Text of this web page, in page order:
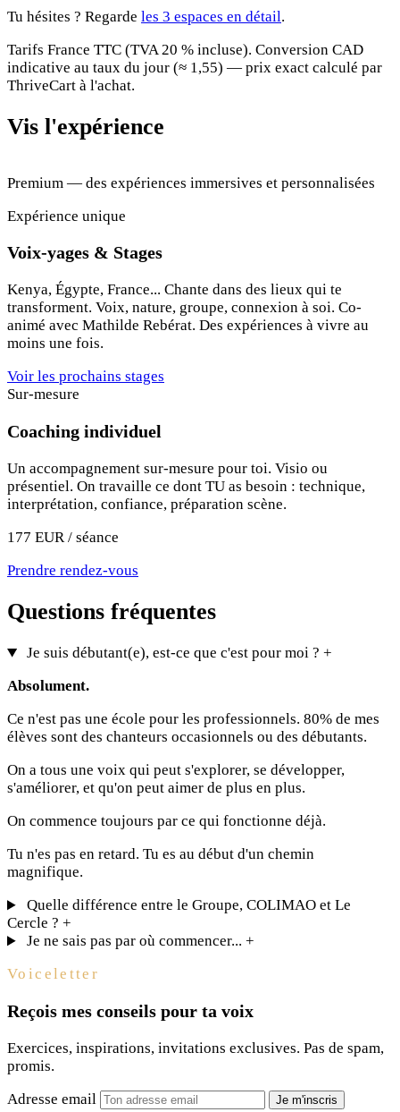
Tu hésites ? Regarde les 3 espaces en détail.
Tarifs France TTC (TVA 20 % incluse). Conversion CAD
indicative au taux du jour (≈ 1,55) — prix exact calculé par
ThriveCart à l'achat.
Vis l'expérience
Premium — des expériences immersives et personnalisées
Expérience unique
Voix-yages & Stages
Kenya, Égypte, France... Chante dans des lieux qui te
transforment. Voix, nature, groupe, connexion à soi. Co-
animé avec Mathilde Rebérat. Des expériences à vivre au
moins une fois.
Voir les prochains stages
Sur-mesure
Coaching individuel
Un accompagnement sur-mesure pour toi. Visio ou
présentiel. On travaille ce dont TU as besoin : technique,
interprétation, confiance, préparation scène.
177 EUR / séance
Prendre rendez-vous
Questions fréquentes
Je suis débutant(e), est-ce que c'est pour moi ?+
Absolument.
Ce n'est pas une école pour les professionnels. 80% de mes
élèves sont des chanteurs occasionnels ou des débutants.
On a tous une voix qui peut s'explorer, se développer,
s'améliorer, et qu'on peut aimer de plus en plus.
On commence toujours par ce qui fonctionne déjà.
Tu n'es pas en retard. Tu es au début d'un chemin
magnifique.
Quelle différence entre le Groupe, COLIMAO et Le
Cercle ? +
Je ne sais pas par où commencer...+
Voiceletter
Reçois mes conseils pour ta voix
Exercices, inspirations, invitations exclusives. Pas de spam,
promis.
Adresse email
Je m'inscris